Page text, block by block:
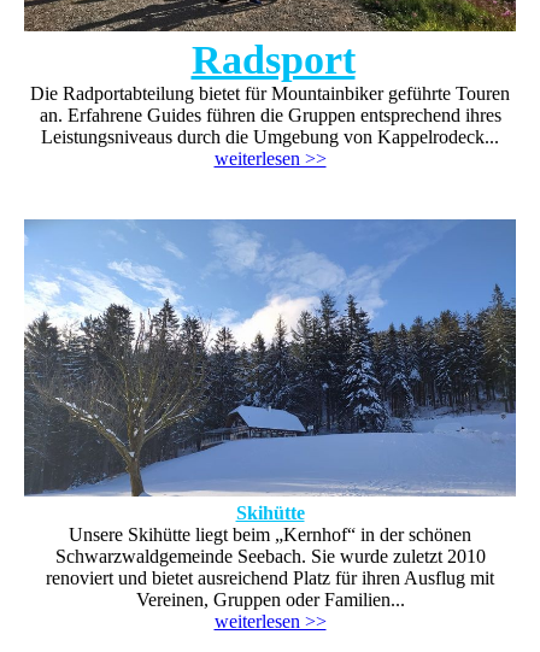
Radsport
Die Radportabteilung bietet für Mountainbiker geführte Touren
an. Erfahrene Guides führen die Gruppen entsprechend ihres
Leistungsniveaus durch die Umgebung von Kappelrodeck...
weiterlesen >>
Skihütte
Unsere Skihütte liegt beim „Kernhof“ in der schönen
Schwarzwaldgemeinde Seebach. Sie wurde zuletzt 2010
renoviert und bietet ausreichend Platz für ihren Ausflug mit
Vereinen, Gruppen oder Familien...
weiterlesen >>